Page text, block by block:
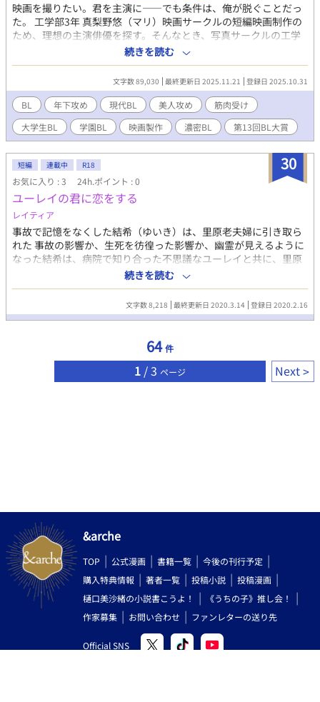
映画を撮りたい。君を主演に――でも条件は、俺が脱ぐことだっ
た。 工学部3年 真梨野悠（マリ）映画サークルの短編映画制作の
ため、理想の主演俳優を探す。そんなとき、写真サークルの工学
部2年 奏多怜（カナ）に出会った。静かな瞳、鋭い視線。まさに
『サマードレス』の主人公にぴったりだった。ライトブルーのド
レス。彼ならきっと似合う。 「映画に出てくれ！」と頼むと 「ヌ
ードモデルになってくれるなら、出てあげる」とカナが微笑む。
冗談か本気か。熱い眼差しに押され マリは決意する――「脱ぐ。
撮って」 羞恥と衝動、ファインダーの中で揺れるまなざし。 一枚
一枚服を脱ぐたび、シャッターが無情に鳴る。二人の心と身体の
距離は静かに変わっていく。 カナに着せるはずのドレスを、なぜ
か自分が着る羽目に。「着てみて」その一言に、衝撃が走る。カ
ナの「似合ってるよ」に心がざわつく。光の中、撮影の張り詰め
た空気は、いつしか甘美な瞬間に。 そして、映画撮影が始まる。
カメラの前で揺れるカナのドレス、海辺に吹く風、光の中で二人
の感情の交錯。 これは、“見る”ことと“見られる”ことのあいだに
生まれる、ひと夏の物語。 夢と身体と恋が交差する――映画のよ
うな恋を、君と。 映画にしか映らない感情がある。 写真にしか残
せない瞬間がある。 ✲累計PV5500を記録した、映画サークルを舞
台とした青春BL。 前半はラブコメ？で笑って頂ければ。後半は感
動的な青春文芸。 《攻め》 奏多怜（カナタレイ）通称 カナ 20
歳 工学部2年 写真サークル 身長175cm 細身で繊細な顔立ち。
単館映画系俳優のよう。アンニュイ。長めで目にかかる黒髪。琥
珀色の瞳は凍てつく湖のように静寂。 クローゼットゲイ。 物静か
微妙な挑発や優しさを持つ。寮の部屋はマリの斜め前。
✖️ 《受け》 真梨野悠（マリノユ
ウ）通称 マリ 21歳 工学部3年 映画サークル 身長178cm 筋肉質で
続きを読む
文字数 89,030 最終更新日 2025.11.21 登録日 2025.10.31
BL 年下攻め 現代BL 美人攻め
筋肉受け
大学生BL
学園BL 映画製作 濃密BL 第13回BL大賞
30
短編 連載中 R18
お気に入り : 3 24h.ポイント : 0
ユーレイの君に恋をする
レイティア
事故で記憶をなくした結希（ゆいき）は、里原老夫婦に引き取ら
れた 事故の影響か、生死を彷徨った影響か、幽霊が見えるように
なった結希は、病院で知り合った不思議なユーレイと共に、里原
家に引き取られて行った 記憶を取り戻す事なく日常を送る結希 そ
んな生活の中で、結希はユーレイに想いを寄せ、伝えてはいけな
い気がしていたのに、伝えてしまった 消えたユーレイ 思い出した
先に知ったユーレイの正体 幽霊を見えるようになった事で知った
感動を目指して執筆していきたいと思います 突然の思いつきで書
きました ご都合主義満載です ツッコミ・批判は飲み込んでいただ
けると幸いです また、あれ？と思うような感想はこちらで削除さ
せていただきます 10話完結です 楽しく読んでいただけるとうれし
続きを読む
文字数 8,218 最終更新日 2020.3.14 登録日 2020.2.16
64 件
1 / 3 ページ Next
&arche
TOP 公式漫画 書籍一覧
今後の刊行予定
購入特典情報
著者一覧 投稿小説
投稿漫画
樋口美沙緒の小説書こうよ！
《うちの子》推し会！
作家募集
お問い合わせ ファンレターの送り先
Official SNS